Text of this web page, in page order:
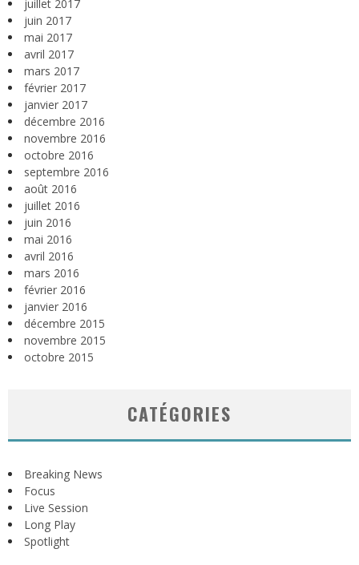
juillet 2017
juin 2017
mai 2017
avril 2017
mars 2017
février 2017
janvier 2017
décembre 2016
novembre 2016
octobre 2016
septembre 2016
août 2016
juillet 2016
juin 2016
mai 2016
avril 2016
mars 2016
février 2016
janvier 2016
décembre 2015
novembre 2015
octobre 2015
CATÉGORIES
Breaking News
Focus
Live Session
Long Play
Spotlight